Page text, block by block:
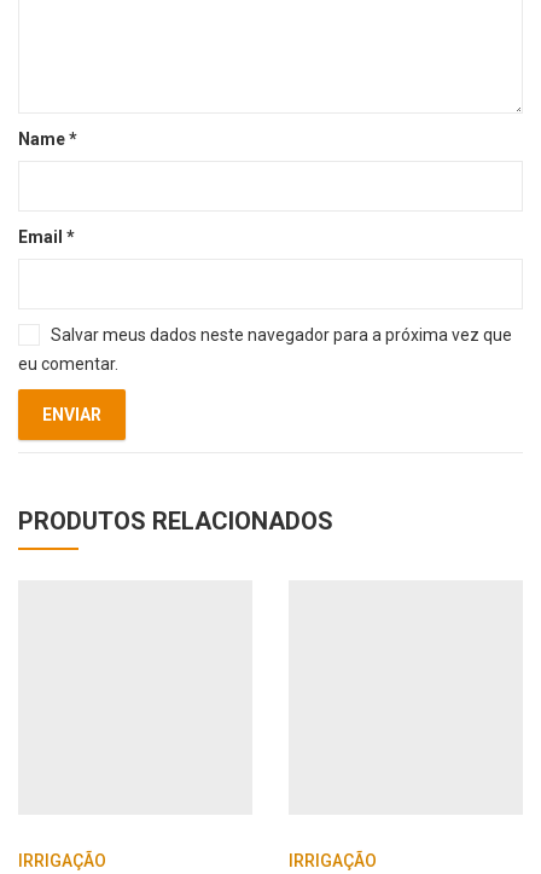
Name*
Email *
Salvar meus dados neste navegador para a próxima vez que
eu comentar.
PRODUTOS RELACIONADOS
IRRIGAÇÃO IRRIGAÇÃO